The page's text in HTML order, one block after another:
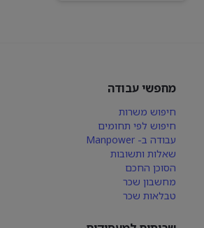
מחפשי עבודה
חיפוש משרות
חיפוש לפי תחומים
עבודה ב- Manpower
שאלות ותשובות
הסוכן החכם
מחשבון שכר
טבלאות שכר